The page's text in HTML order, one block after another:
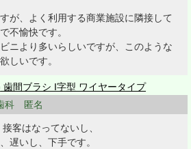
が、よく利用する商業施設に隣接して
不愉快です。
ニより多いらしいですが、このような
しいです。
歯間ブラシ I字型 ワイヤータイプ
科 匿名
客はなってないし、
遅いし、下手です。